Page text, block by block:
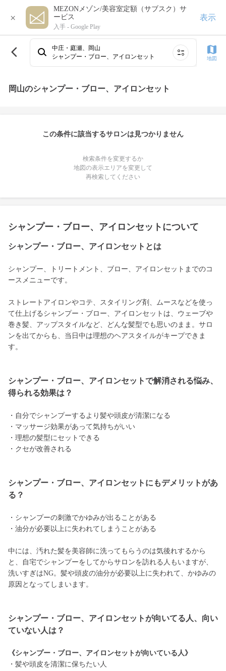
×
MEZONメゾン/美容室定額（サブスク）サ
ービス
入手 - Google Play
表示
中庄・庭瀬、岡山
シャンプー・ブロー、アイロンセット
地図
岡山のシャンプー・ブロー、アイロンセット
この条件に該当するサロンは見つかりません
検索条件を変更するか
地図の表示エリアを変更して
再検索してください
シャンプー・ブロー、アイロンセットについて
シャンプー・ブロー、アイロンセットとは
シャンプー、トリートメント、ブロー、アイロンセットまでのコ
ースメニューです。
ストレートアイロンやコテ、スタイリング剤、ムースなどを使っ
て仕上げるシャンプー・ブロー、アイロンセットは、ウェーブや
巻き髪、アップスタイルなど、どんな髪型でも思いのまま。サロ
ンを出てからも、当日中は理想のヘアスタイルがキープできま
す。
シャンプー・ブロー、アイロンセットで解消される悩み、
得られる効果は？
・自分でシャンプーするより髪や頭皮が清潔になる
・マッサージ効果があって気持ちがいい
・理想の髪型にセットできる
・クセが改善される
シャンプー・ブロー、アイロンセットにもデメリットがあ
る？
・シャンプーの刺激でかゆみが出ることがある
・油分が必要以上に失われてしまうことがある
中には、汚れた髪を美容師に洗ってもらうのは気後れするから
と、自宅でシャンプーをしてからサロンを訪れる人もいますが、
洗いすぎはNG。髪や頭皮の油分が必要以上に失われて、かゆみの
原因となってしまいます。
シャンプー・ブロー、アイロンセットが向いてる人、向い
ていない人は？
《シャンプー・ブロー、アイロンセットが向いている人》
・髪や頭皮を清潔に保ちたい人